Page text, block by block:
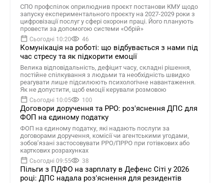
СПО профспілок оприлюднив проєкт постанови КМУ щодо
запуску експериментального проєкту на 2027-2029 роки з
цифровізації послуг у сфері охорони праці. Його планують
провести за допомогою системи «Обрій»
Сьогодні 10:20 46
Комунікація на роботі: що відбувається з нами під
час стресу та як підкорити емоції
Велика відповідальність, дефіцит часу, складні рішення,
постійне спілкування з людьми та необхідність швидко
реагувати лише підсилюють психологічне навантаження.
Як не допустити, щоб емоції керували розмовою
Сьогодні 10:05 100
Договори доручення та РРО: роз'яснення ДПС для
ФОП на єдиному податку
ФОП на єдиному податку, які надають послуги за
договорами доручення, комісії чи агентськими угодами,
зобов’язані застосовувати РРО/ПРРО при готівкових або
карткових розрахунках
Сьогодні 09:55 38
Пільги з ПДФО на зарплату в Дефенс Сіті у 2026
році: ДПС надала роз'яснення для резидентів